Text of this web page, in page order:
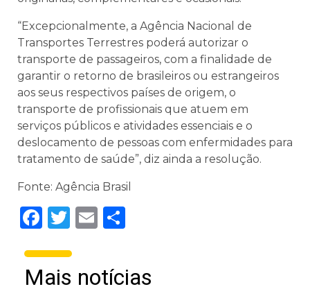
“Excepcionalmente, a Agência Nacional de
Transportes Terrestres poderá autorizar o
transporte de passageiros, com a finalidade de
garantir o retorno de brasileiros ou estrangeiros
aos seus respectivos países de origem, o
transporte de profissionais que atuem em
serviços públicos e atividades essenciais e o
deslocamento de pessoas com enfermidades para
tratamento de saúde”, diz ainda a resolução.
Fonte: Agência Brasil
Facebook
Twitter
Email
Mais notícias